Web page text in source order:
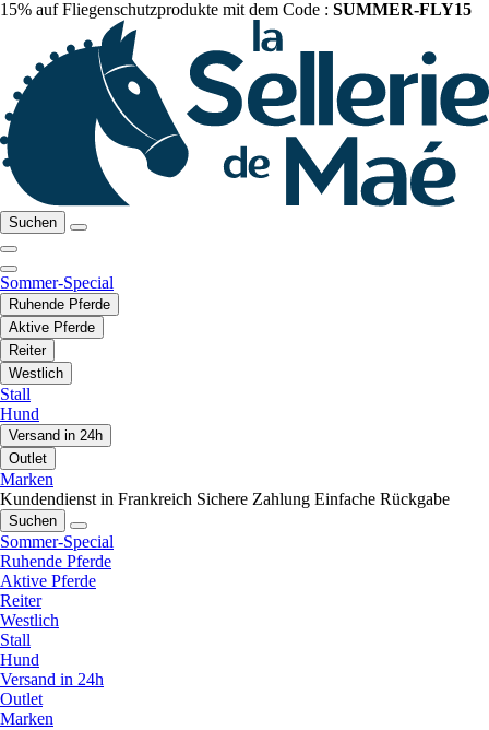
15% auf Fliegenschutzprodukte mit dem Code : SUMMER-FLY15
Suchen
Sommer-Special
Ruhende Pferde
Aktive Pferde
Reiter
Westlich
Stall
Hund
Versand in 24h
Outlet
Marken
Kundendienst in Frankreich Sichere Zahlung Einfache Rückgabe
Suchen
Sommer-Special
Ruhende Pferde
Aktive Pferde
Reiter
Westlich
Stall
Hund
Versand in 24h
Outlet
Marken